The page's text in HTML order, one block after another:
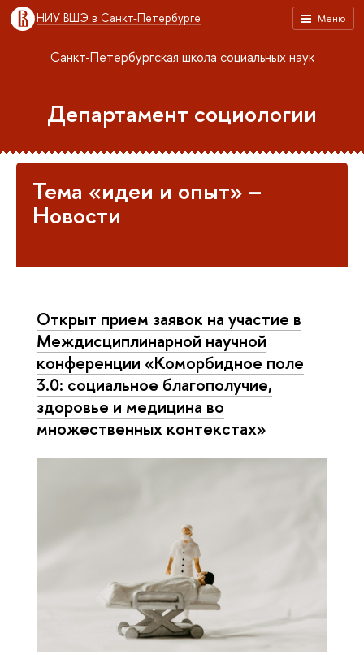
Меню
НИУ ВШЭ в Санкт-Петербурге
Санкт-Петербургская школа социальных наук
Департамент социологии
Тема «идеи и опыт» –
Новости
Открыт прием заявок на участие в
Междисциплинарной научной
конференции «Коморбидное поле
3.0: социальное благополучие,
здоровье и медицина во
множественных контекстах»